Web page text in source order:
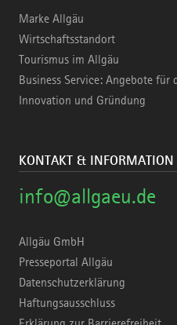
Marke Allgäu
Wirtschaftsstandort
Tourismus im Allgäu
Business Service: Angebote für
Innovation und Gründung
KONTAKT & INFORMATION
info@allgaeu.de
Allgäu GmbH
Presseportal Allgäu
Datenschutzerklärung
Haftungsausschluss